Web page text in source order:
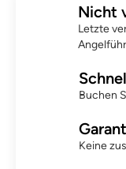
Nicht
Letzte
Buchen
Keine